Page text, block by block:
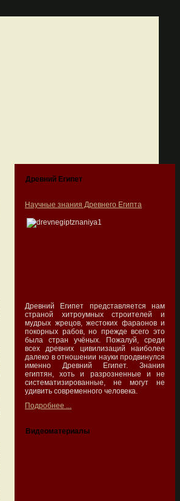
Древний Египет
Научные знания Древнего Египта
Древний Египет представляется нам
страной хитроумных строителей и
мудрых жрецов, жестоких фараонов и
покорных рабов, но прежде всего это
была стран учёных. Пожалуй, среди
всех древних цивилизаций наиболее
далеко в отношении науки продвинулся
именно Древний Египет. Знания
египтян, хоть и разрозненные и не
систематизированные, не могут не
удивить современного человека.
Подробнее ...
Видеоматериалы